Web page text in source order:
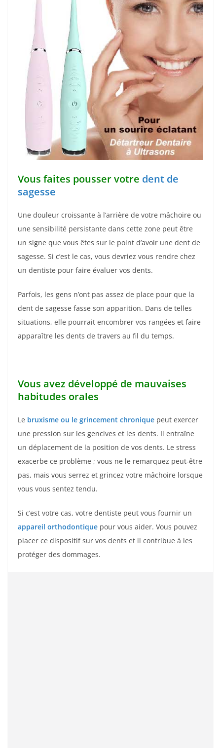
Vous faites pousser votre dent de
sagesse
Une douleur croissante à l’arrière de votre mâchoire ou
une sensibilité persistante dans cette zone peut être
un signe que vous êtes sur le point d’avoir une dent de
sagesse. Si c’est le cas, vous devriez vous rendre chez
un dentiste pour faire évaluer vos dents.
Parfois, les gens n’ont pas assez de place pour que la
dent de sagesse fasse son apparition. Dans de telles
situations, elle pourrait encombrer vos rangées et faire
apparaître les dents de travers au fil du temps.
Vous avez développé de mauvaises
habitudes orales
Le bruxisme ou le grincement chronique peut exercer
une pression sur les gencives et les dents. Il entraîne
un déplacement de la position de vos dents. Le stress
exacerbe ce problème ; vous ne le remarquez peut-être
pas, mais vous serrez et grincez votre mâchoire lorsque
vous vous sentez tendu.
Si c’est votre cas, votre dentiste peut vous fournir un
appareil orthodontique pour vous aider. Vous pouvez
placer ce dispositif sur vos dents et il contribue à les
protéger des dommages.